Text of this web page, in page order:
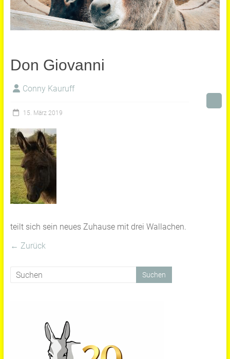
Don Giovanni
Conny Kauruff
15. März 2019
teilt sich sein neues Zuhause mit drei Wallachen.
← Zurück